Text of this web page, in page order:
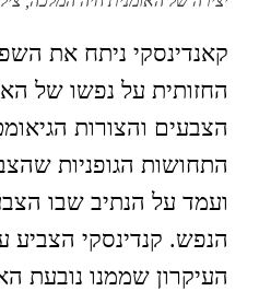
קאנדינסקי ניתח את
החזותית על נפשו של
הצבעים והצורות
התחושות הגופניות
ועמד על הנתיב שבו
הנפש. קנדינסקי הצביע
העיקרון שממנו נובעת